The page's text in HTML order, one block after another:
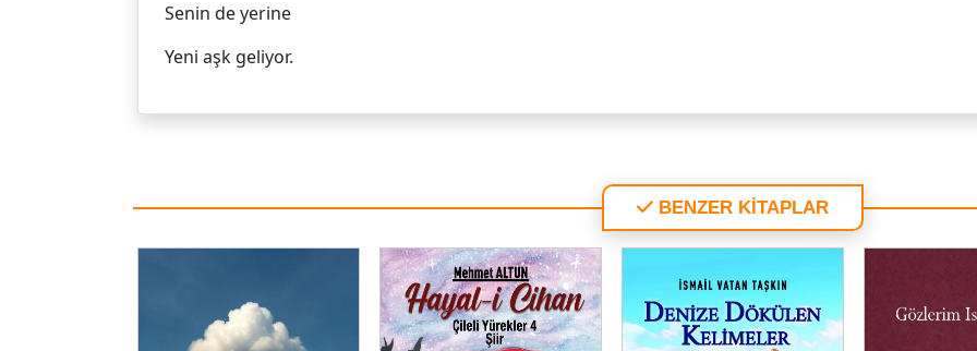
Senin de yerine
Yeni aşk geliyor.
BENZER KİTAPLAR